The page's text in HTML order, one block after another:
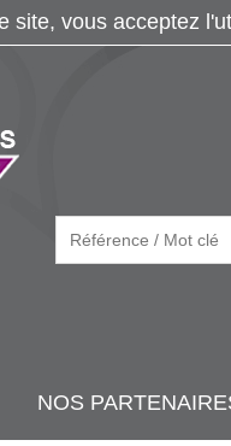
NOS
site, vous acceptez